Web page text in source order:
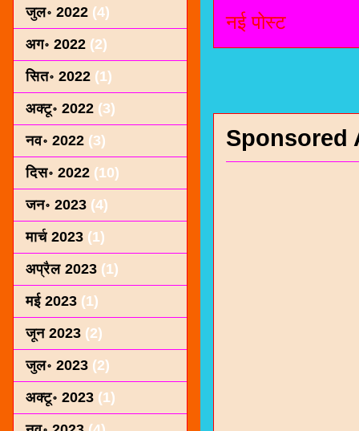
नई पोस्ट
Sponsored
जुल॰ 2022 (4)
अग॰ 2022 (2)
सित॰ 2022 (1)
अक्टू॰ 2022 (3)
नव॰ 2022 (3)
दिस॰ 2022 (10)
जन॰ 2023 (4)
मार्च 2023 (1)
अप्रैल 2023 (1)
मई 2023 (1)
जून 2023 (2)
जुल॰ 2023 (2)
अक्टू॰ 2023 (1)